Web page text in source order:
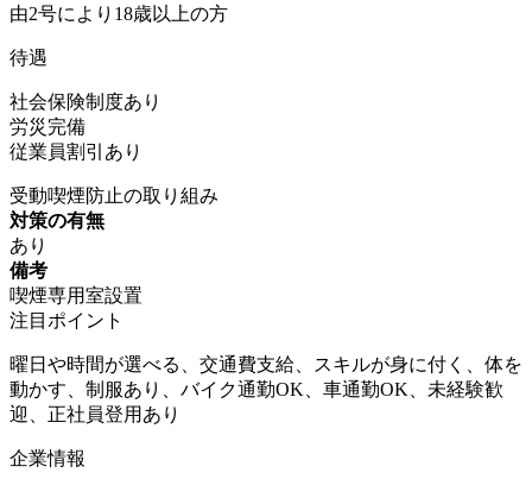
由2号により18歳以上の方
待遇
社会保険制度あり
労災完備
従業員割引あり
受動喫煙防止の取り組み
対策の有無
あり
備考
喫煙専用室設置
注目ポイント
曜日や時間が選べる、交通費支給、スキルが身に付く、体を
動かす、制服あり、バイク通勤OK、車通勤OK、未経験歓
迎、正社員登用あり
企業情報